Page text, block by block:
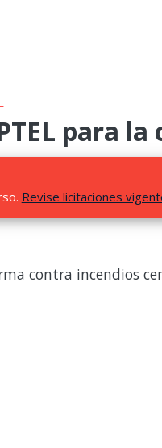
para
Revise licitaciones
contra incendios